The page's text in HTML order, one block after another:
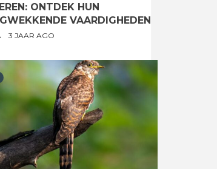
ONTDEK HUN
VAARDIGHEDEN
3 JAAR AGO